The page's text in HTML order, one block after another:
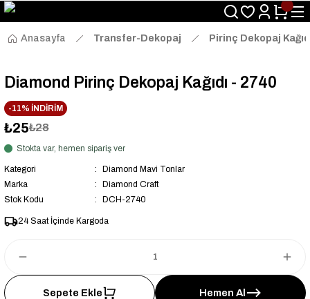
Size Özel "HG10" Kodu ile Sepette Hemen %10 İndirim Fırsatını
Kaçırmayın!
Anasayfa
Transfer-Dekopaj Pirinç Dekopaj
Diamond Pirinç Dekopaj Kağıdı - 2740
-11% İNDİRİM
₺25₺28
Stokta var, hemen sipariş ver
Kategori
Diamond Mavi Tonlar
Marka
Diamond Craft
Stok Kodu
DCH-2740
24 Saat İçinde Kargoda
Sepete Ekle Hemen Al